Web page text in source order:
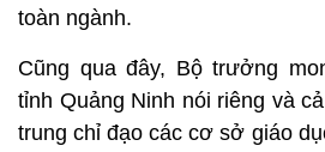
toàn ngành.
Cũng qua đây, Bộ trưởng
tỉnh Quảng Ninh nói riêng và
trung chỉ đạo các cơ sở giáo